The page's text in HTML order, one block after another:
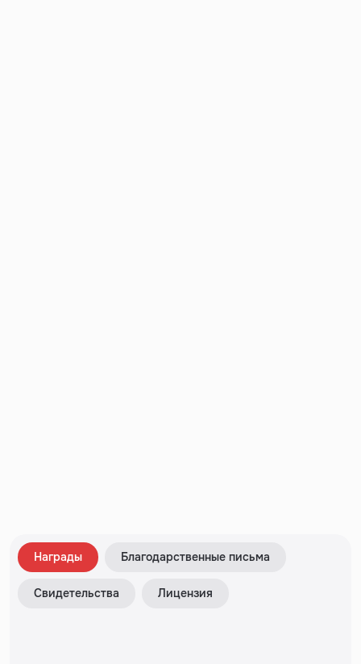
Награды Благодарственные письма
Свидетельства Лицензия